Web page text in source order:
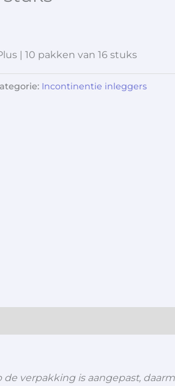
| 10 pakken van 16 stuks
Incontinentie inleggers
verpakking is aangepast,